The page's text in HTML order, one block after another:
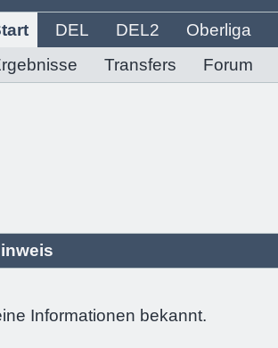
DEL DEL2 Oberliga
Transfers Forum
Informationen bekannt.